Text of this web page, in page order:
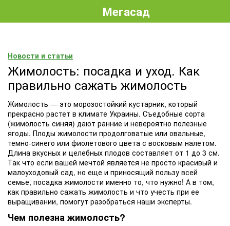
Мегасад
Новости и статьи
Жимолость: посадка и уход. Как
правильно сажать жимолость
Жимолость — это морозостойкий кустарник, который
прекрасно растет в климате Украины. Съедобные сорта
(жимолость синяя) дают ранние и невероятно полезные
ягоды. Плоды жимолости продолговатые или овальные,
темно-синего или фиолетового цвета с восковым налетом.
Длина вкусных и целебных плодов составляет от 1 до 3 см.
Так что если вашей мечтой является не просто красивый и
малоуходовый сад, но еще и приносящий пользу всей
семье, посадка жимолости именно то, что нужно! А в том,
как правильно сажать жимолость и что учесть при ее
выращивании, помогут разобраться наши эксперты.
Чем полезна жимолость?